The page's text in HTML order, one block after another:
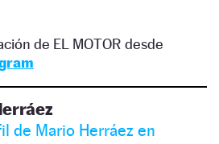
de EL MOTOR desde
de Mario Herráez en